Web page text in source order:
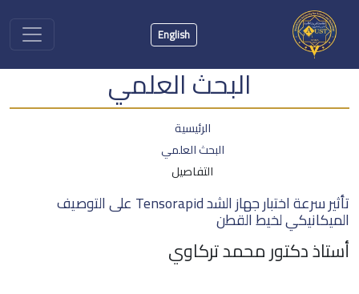
English
البحث العلمي
الرئيسية
البحث العلمي
التفاصيل
تأثير سرعة اختبار جهاز الشد Tensorapid على التوصيف
الميكانيكي لخيط القطن
أستاذ دكتور محمد تركاوي